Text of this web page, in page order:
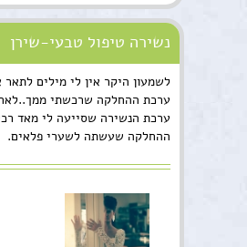
נשירה טיפול טבעי-שירן
לשמעון היקר אין לי מילים
ערכת ההחלקה שרכשתי
ערכת הנשירה שסייעה לי מאד
ההחלקה שעשתה לשערי פלאים.